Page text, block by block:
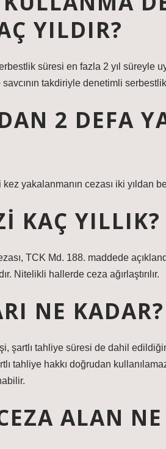
YILDIR?
süresi en fazla 2 yıl süreyle
takdiriyle denetimli
2 DEFA
yakalanmanın cezası iki yıldan
KAÇ YILLIK?
TCK Md. 188. maddede
Nitelikli hallerde ceza ağırlaştırılır.
NE KADAR?
şartlı tahliye süresi de dahil
tahliye hakkı doğrudan
ALAN